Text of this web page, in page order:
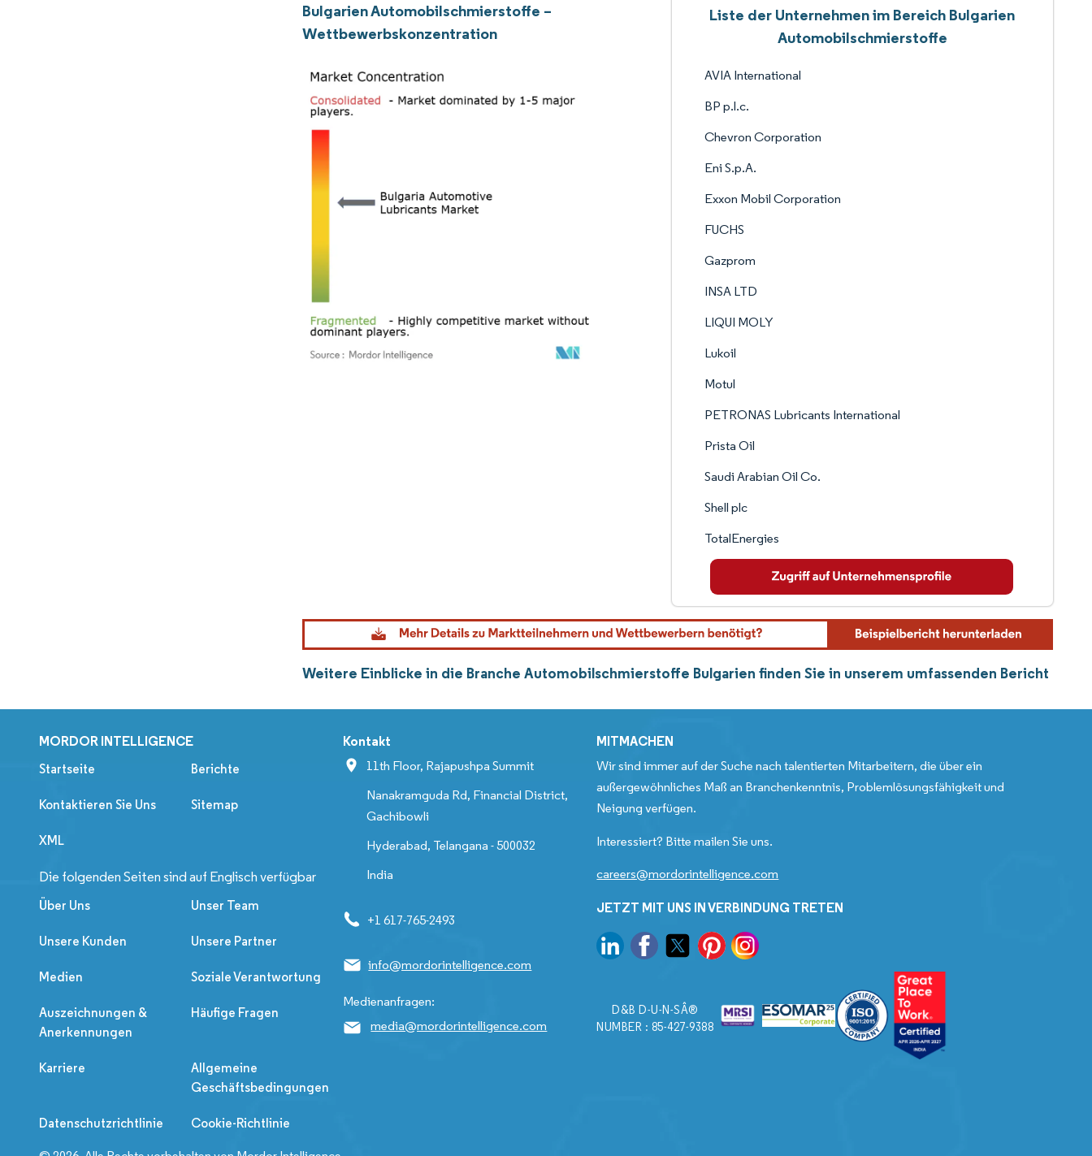
Bulgarien Automobilschmierstoffe –
Wettbewerbskonzentration
Liste der Unternehmen im Bereich Bulgarien
Automobilschmierstoffe
AVIA International
BP p.l.c.
Chevron Corporation
Eni S.p.A.
Exxon Mobil Corporation
FUCHS
Gazprom
INSA LTD
LIQUI MOLY
Lukoil
Motul
PETRONAS Lubricants International
Prista Oil
Saudi Arabian Oil Co.
Shell plc
TotalEnergies
Weitere Einblicke in die Branche Automobilschmierstoffe Bulgarien finden Sie in unserem umfassenden Bericht
MORDOR INTELLIGENCE
Startseite Berichte
Kontaktieren Sie Uns Sitemap
XML
Die folgenden Seiten sind auf Englisch verfügbar
Über Uns Unser Team
Unsere Kunden Unsere Partner
Medien Soziale Verantwortung
Auszeichnungen &
Anerkennungen
Häufige Fragen
Karriere
Allgemeine
Geschäftsbedingungen
Datenschutzrichtlinie Cookie-Richtlinie
Kontakt
11th Floor, Rajapushpa Summit
Nanakramguda Rd, Financial District,
Gachibowli
Hyderabad, Telangana - 500032
India
+1 617-765-2493
info@mordorintelligence.com
Medienanfragen:
media@mordorintelligence.com
MITMACHEN
Wir sind immer auf der Suche nach talentierten Mitarbeitern, die über ein
außergewöhnliches Maß an Branchenkenntnis, Problemlösungsfähigkeit und
Neigung verfügen.
Interessiert? Bitte mailen Sie uns.
careers@mordorintelligence.com
JETZT MIT UNS IN VERBINDUNG TRETEN
D&B D-U-N-SÂ®
NUMBER : 85-427-9388